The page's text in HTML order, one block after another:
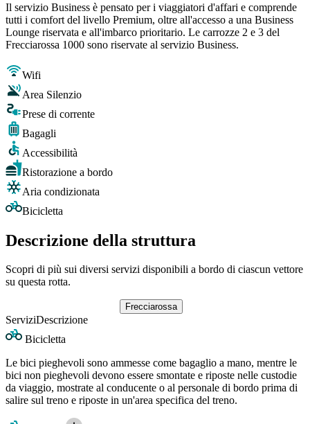
Il servizio Business è pensato per i viaggiatori d'affari e comprende
tutti i comfort del livello Premium, oltre all'accesso a una Business
Lounge riservata e all'imbarco prioritario. Le carrozze 2 e 3 del
Frecciarossa 1000 sono riservate al servizio Business.
Wifi
Area Silenzio
Prese di corrente
Bagagli
Accessibilità
Ristorazione a bordo
Aria condizionata
Bicicletta
Descrizione della struttura
Scopri di più sui diversi servizi disponibili a bordo di ciascun vettore
su questa rotta.
Frecciarossa
ServiziDescrizione
Bicicletta
Le bici pieghevoli sono ammesse come bagaglio a mano, mentre le
bici non pieghevoli devono essere smontate e riposte nelle custodie
da viaggio, mostrate al conducente o al personale di bordo prima di
salire sul treno e riposte in un'area specifica del treno.